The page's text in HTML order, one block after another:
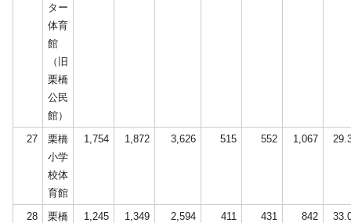
ター
体育
館
（旧
栗橋
公民
館）
27
栗橋
小学
校体
育館
1,754 1,872 3,626 515 552 1,067
28
栗橋
1,245 1,349 2,594 411 431 842